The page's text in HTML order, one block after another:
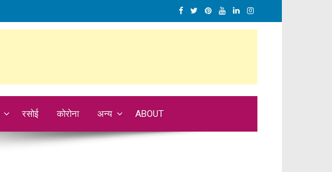
रसोई कोरोना अन्य ABOUT